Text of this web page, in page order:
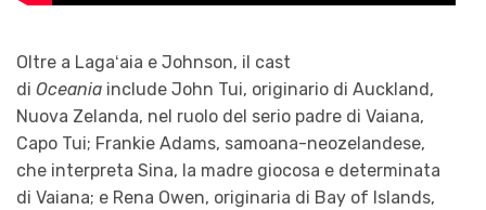
Oltre a Lagaʻaia e Johnson, il cast
di Oceania include John Tui, originario di Auckland,
Nuova Zelanda, nel ruolo del serio padre di Vaiana,
Capo Tui; Frankie Adams, samoana-neozelandese,
che interpreta Sina, la madre giocosa e determinata
di Vaiana; e Rena Owen, originaria di Bay of Islands,